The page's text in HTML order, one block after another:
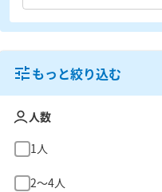
もっと絞り込む
人数
1人
2〜4人